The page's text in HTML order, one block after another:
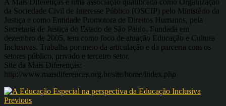
da Sociedade Civil de Interesse Público (OSCIP) pelo Ministério da
Justiça e como Entidade Promotora de Direitos Humanos, pela
Secretaria de Justiça do Estado de São Paulo. Fundada em
dezembro de 2005, tem como foco de atuação Educação e Cultura
Inclusivas. Trabalha por meio da articulação e da parceria com os
setores público, privado e terceiro setor.
Site da Mais Diferenças:
http://www.maisdiferencas.org.br/site/home/index.php
Previous